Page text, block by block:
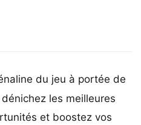
du jeu à portée de
les meilleures
et boostez vos